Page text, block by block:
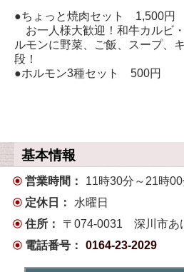
●ちょっと焼肉セット 1,500円
お一人様大歓迎！和牛カルビ
ルモンに野菜、ご飯、スープ、
段！
●ホルモン3種セット 500円
基本情報
営業時間：
11時30分～21時00
定休日：
水曜日
住所：
〒074-0031 深川市あ
電話番号：
0164-23-2029